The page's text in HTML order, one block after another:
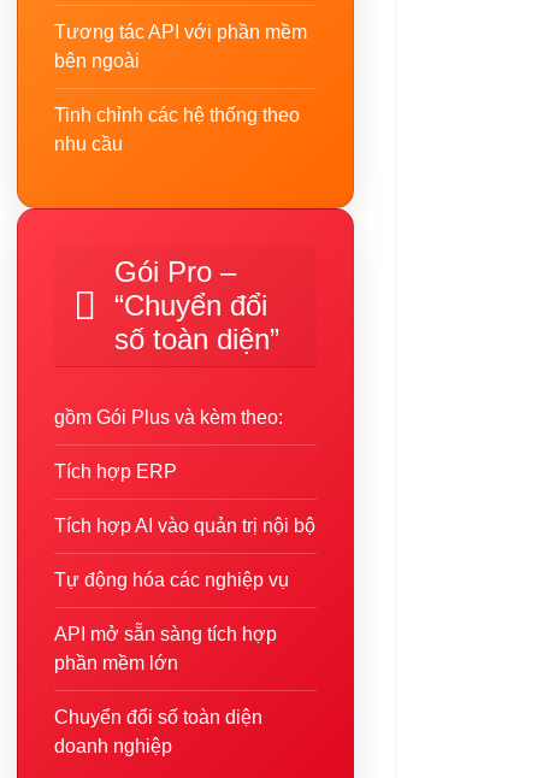
Tương tác API với phần mềm
bên ngoài
Tinh chỉnh các hệ thống theo
nhu cầu
Gói Pro –
“Chuyển đổi
số toàn diện”
gồm Gói Plus và kèm theo:
Tích hợp ERP
Tích hợp AI vào quản trị nội bộ
Tự động hóa các nghiệp vụ
API mở sẵn sàng tích hợp
phần mềm lớn
Chuyển đổi số toàn diện
doanh nghiệp